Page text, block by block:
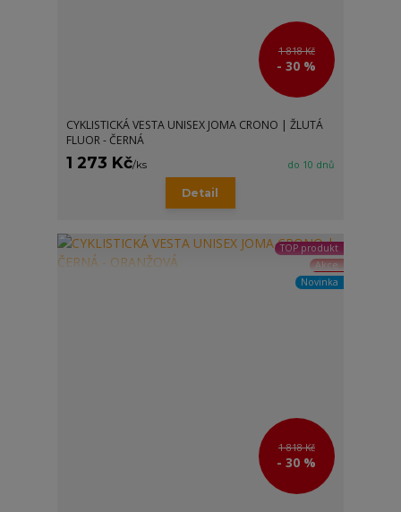
1 818 Kč
- 30 %
CYKLISTICKÁ VESTA UNISEX JOMA CRONO | ŽLUTÁ
FLUOR - ČERNÁ
1 273 Kč/ks do 10 dnů
Detail
TOP produkt
Akce
Novinka
1 818 Kč
- 30 %